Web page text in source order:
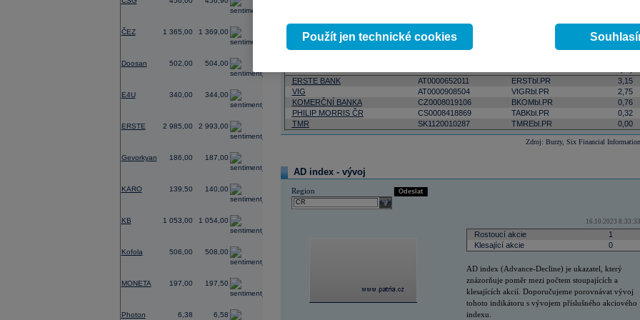
ČEZ 1 365,00 1 369,00
Doosan 502,00 504,00
E4U 340,00 344,00
ERSTE 2 985,00 2 993,00
Gevorkyan 186,00 187,00
KARO 139,50 140,00
-2,10
KB 1 053,00 1 054,00
Kofola 506,00 508,00
MONETA 197,00 197,50
Photon 6,38 6,58
Odeslat
06.08.2026 10:26:00
ERSTE BANK
AT0000652011 ERSTbl.PR
3,15
VIG
AT0000908504 VIGRbl.PR
2,75
KOMERČNÍ BANKA
CZ0008019106 BKOMbl.PR
0,76
PHILIP MORRIS ČR
CS0008418869 TABKbl.PR
0,32
TMR
SK1120010287 TMREbl.PR 0,00
Zdroj: Burzy, Six Financial Information
AD index - vývoj
Region
select
Odeslat
16.10.2023 8:33:33
Rostoucí akcie
1
Klesající akcie
0
AD index (Advance-Decline) je ukazatel, který
znázorňuje poměr mezi počtem stoupajících a
klesajících akcií. Doporučujeme porovnávat vývoj
tohoto indikátoru s vývojem příslušného akciového
indexu.
Použít jen technické cookies